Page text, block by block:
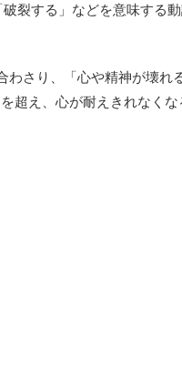
裂する」などを意味する
わさり、「心や精神が壊れ
超え、心が耐えきれなく